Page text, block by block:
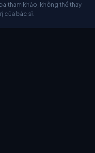
tham khảo, không thể thay
của bác sĩ.